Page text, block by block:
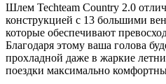
Шлем Techteam Country 2.0
конструкцией с 13 большими
которые обеспечивают
Благодаря этому ваша голова
прохладной даже в жаркие
поездки максимально